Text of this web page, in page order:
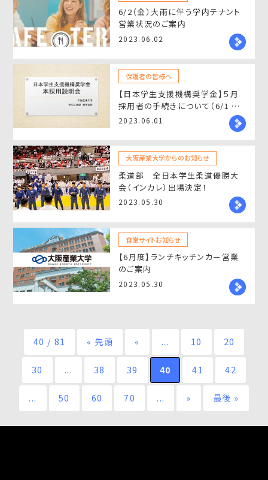
6/2（金）大雨に伴う学内テナント
営業状況のご案内
2023.06.02
保護者の皆様へ
【日本学生支援機構奨学金】５月
採用者の手続きについて（6/1 説
明会動画・マニュアルUP）
2023.06.01
大阪産業大学からのお知らせ
柔道部 全日本学生柔道優勝大
会（インカレ）出場決定！
2023.05.30
食堂サイトお知らせ
【6月度】ランチキッチンカー営業
のご案内
2023.05.30
40 / 81 « 先頭 « ... 10 20
30 ... 38 39 40 41 42
... 50 60 70 ... » 最後 »